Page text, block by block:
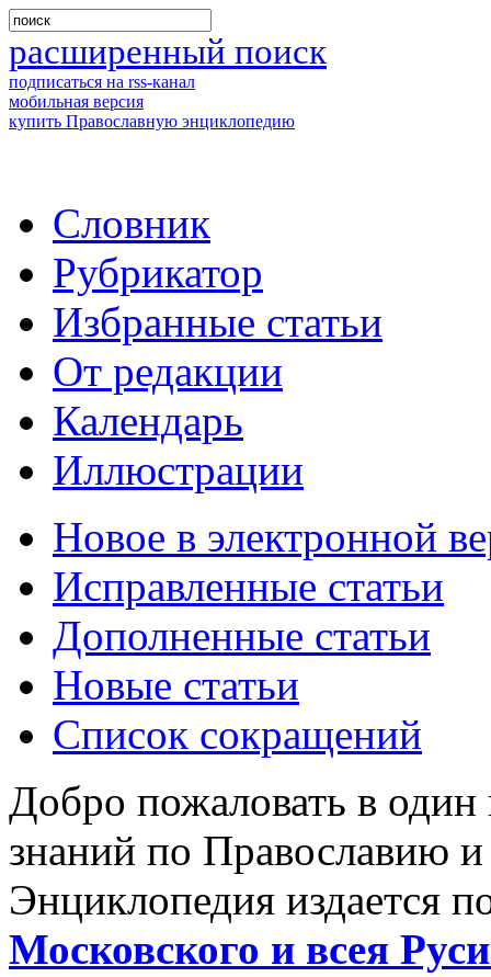
расширенный поиск
подписаться на rss-канал
мобильная версия
купить Православную энциклопедию
Словник
Рубрикатор
Избранные статьи
От редакции
Календарь
Иллюстрации
Новое в электронной
Исправленные статьи
Дополненные статьи
Новые статьи
Список сокращений
Добро пожаловать в
знаний по Православию
Энциклопедия издается
Московского и всея